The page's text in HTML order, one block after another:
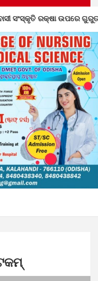
ବିକାଶ ଉଚ୍ଚ